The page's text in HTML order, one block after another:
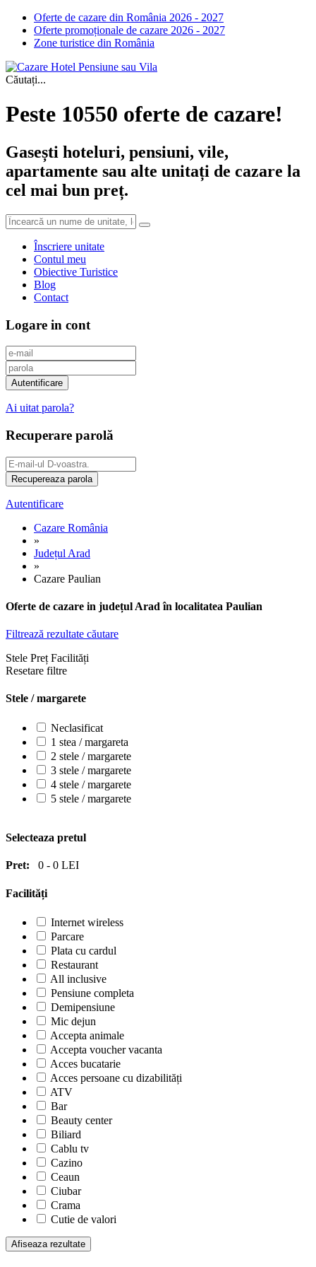
Oferte de cazare din România 2026 - 2027
Oferte promoționale de cazare 2026 - 2027
Zone turistice din România
Căutați...
Peste 10550 oferte de cazare!
Gasești hoteluri, pensiuni, vile,
apartamente sau alte unitați de cazare la
cel mai bun preț.
Înscriere unitate
Contul meu
Obiective Turistice
Blog
Contact
Logare in cont
Ai uitat parola?
Recuperare parolă
Autentificare
Cazare România
»
Județul Arad
»
Cazare Paulian
Oferte de cazare in județul Arad în localitatea Paulian
Filtrează rezultate căutare
Stele Preț Facilități
Resetare filtre
Stele / margarete
Neclasificat
1 stea / margareta
2 stele / margarete
3 stele / margarete
4 stele / margarete
5 stele / margarete
Selecteaza pretul
Pret: 0 - 0 LEI
Facilități
Internet wireless
Parcare
Plata cu cardul
Restaurant
All inclusive
Pensiune completa
Demipensiune
Mic dejun
Accepta animale
Accepta voucher vacanta
Acces bucatarie
Acces persoane cu dizabilități
ATV
Bar
Beauty center
Biliard
Cablu tv
Cazino
Ceaun
Ciubar
Crama
Cutie de valori
Echitatie